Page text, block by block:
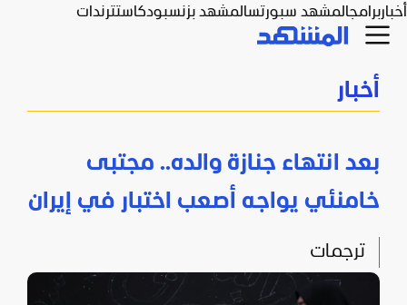
أخباربرامجالمشهد سبورتسالمشهد بزنسبودكاستترندات
أخبار
بعد انتهاء جنازة والده.. مجتبى
خامنئي يواجه أصعب اختبار في إيران
ترجمات